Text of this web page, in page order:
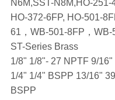
N6M,SST-N8M,HO-251-
HO-372-6FP, HO-501-
61，WB-501-8FP，WB-
ST-Series Brass
1/8" 1/8"- 27 NPTF 9/
1/4" 1/4" BSPP 13/16"
BSPP